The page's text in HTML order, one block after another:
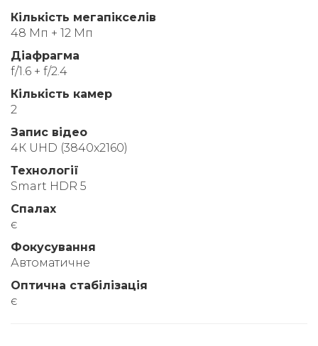
Кількість мегапікселів
48 Мп + 12 Мп
Діафрагма
f/1.6 + f/2.4
Кількість камер
2
Запис відео
4К UHD (3840x2160)
Технології
Smart HDR 5
Спалах
є
Фокусування
Автоматичне
Оптична стабілізація
є